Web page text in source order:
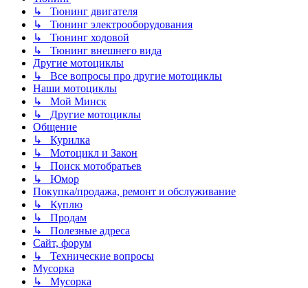
↳ Тюнинг двигателя
↳ Тюнинг электрооборудования
↳ Тюнинг ходовой
↳ Тюнинг внешнего вида
Другие мотоциклы
↳ Все вопросы про другие мотоциклы
Наши мотоциклы
↳ Мой Минск
↳ Другие мотоциклы
Общение
↳ Курилка
↳ Мотоцикл и Закон
↳ Поиск мотобратьев
↳ Юмор
Покупка/продажа, ремонт и обслуживание
↳ Куплю
↳ Продам
↳ Полезные адреса
Сайт, форум
↳ Технические вопросы
Мусорка
↳ Мусорка